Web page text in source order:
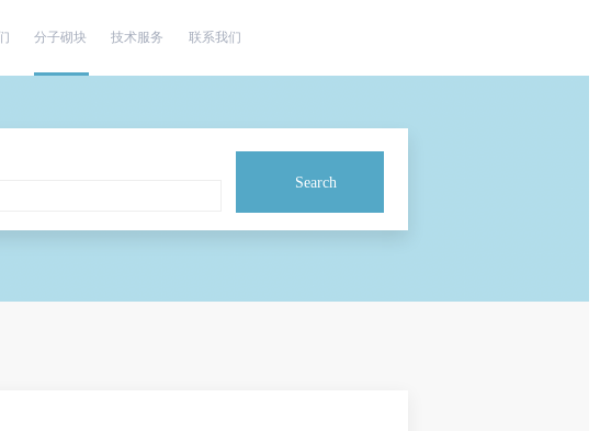
分子砌块 技术服务 联系我们
Search